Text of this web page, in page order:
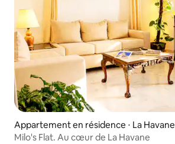
Appartement en résidence ⋅ La Havane
Milo's Flat. Au cœur de La Havane